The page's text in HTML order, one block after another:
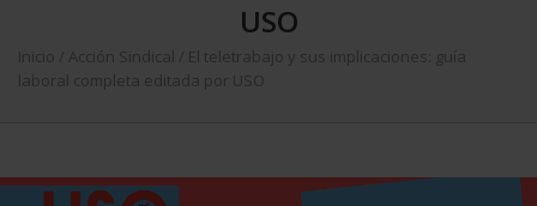
USO
Inicio Acción Sindical
El teletrabajo y sus implicaciones: guía
laboral completa editada por USO